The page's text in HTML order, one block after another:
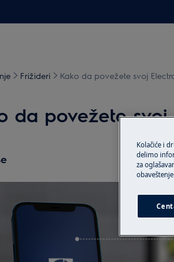
Frižideri Kako da povežete svoj
da povežete
Kolačiće i
delimo
za